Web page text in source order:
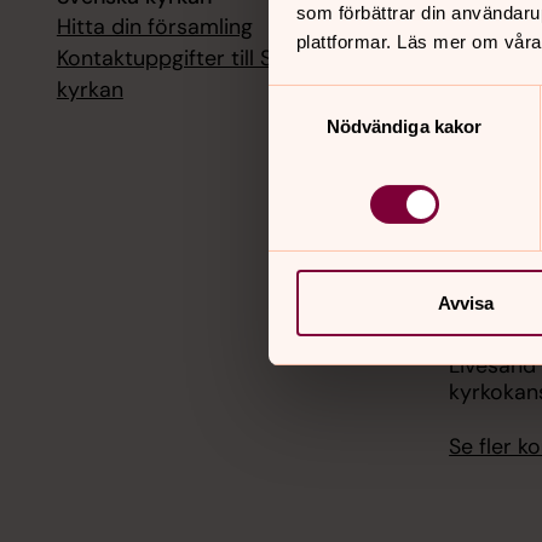
som förbättrar din
plattformar. Läs mer om
Nödvändiga kakor
Avvisa
Hitta din församling
Kontaktuppgifter till Svenska
kyrkan
1
Se fler